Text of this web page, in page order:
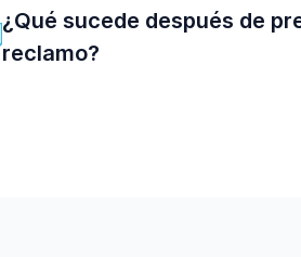
¿Qué sucede después de
reclamo?